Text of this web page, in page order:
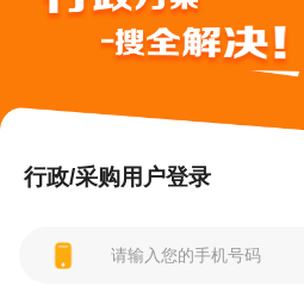
行政/采购用户登录